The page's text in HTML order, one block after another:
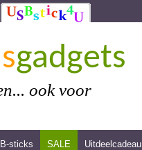
gadgets
ook voor
sticks SALE Uitdeelcadeau